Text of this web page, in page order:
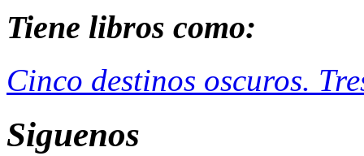
Tiene libros como:
Cinco destinos oscuros.
Siguenos